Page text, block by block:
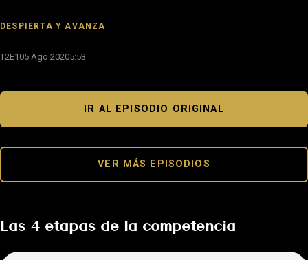
DESPIERTA Y AVANZA
T2E1 05 Ago 20205:53
IR AL EPISODIO ORIGINAL
VER MÁS EPISODIOS
Las 4 etapas de la competencia